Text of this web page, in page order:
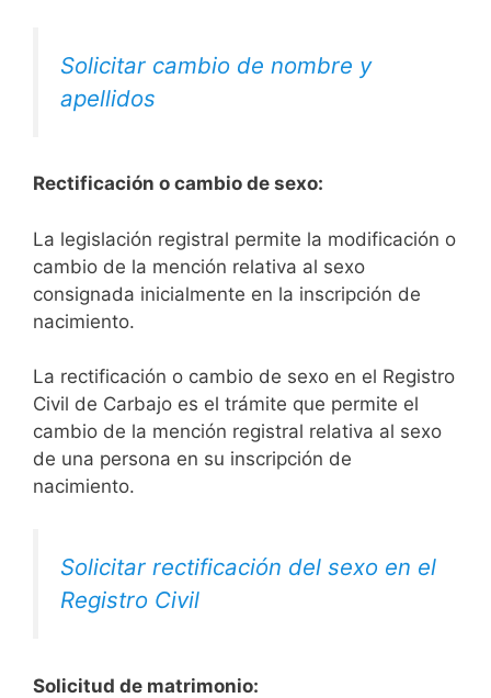
Solicitar cambio de nombre y
apellidos
Rectificación o cambio de sexo:
La legislación registral permite la modificación o
cambio de la mención relativa al sexo
consignada inicialmente en la inscripción de
nacimiento.
La rectificación o cambio de sexo en el Registro
Civil de Carbajo es el trámite que permite el
cambio de la mención registral relativa al sexo
de una persona en su inscripción de
nacimiento.
Solicitar rectificación del sexo en el
Registro Civil
Solicitud de matrimonio: